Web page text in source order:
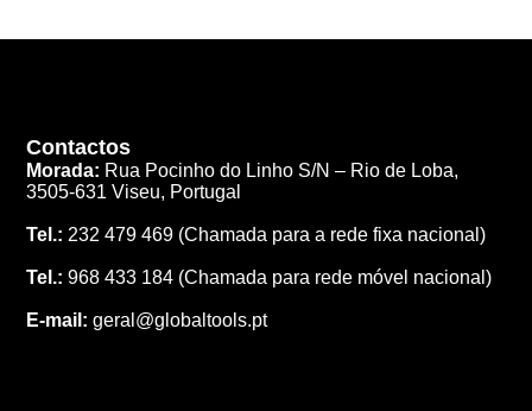
Contactos
Morada: Rua Pocinho do Linho S/N – Rio de Loba,
3505-631 Viseu, Portugal
Tel.: 232 479 469 (Chamada para a rede fixa nacional)
Tel.: 968 433 184 (Chamada para rede móvel nacional)
E-mail: geral@globaltools.pt